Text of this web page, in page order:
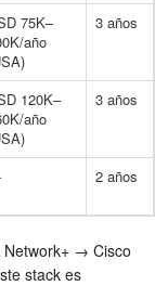
75K–
año
3 años
120K–
año
3 años
2 años
Network+ → Cisco
stack es